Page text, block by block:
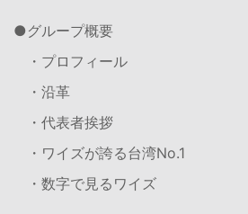
グループ概要
・プロフィール
・沿革
・代表者挨拶
・ワイズが誇る台湾No.1
・数字で見るワイズ